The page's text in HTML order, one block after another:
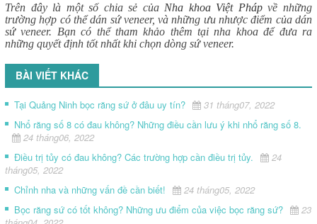
Trên đây là một số chia sẻ của Nha khoa Việt Phápvề những
trường hợp có thể dán sứ veneer, và những ưu nhược điểm của dán
sứ veneer. Bạn có thể tham khảo thêm tại nha khoa để đưa ra
những quyết định tốt nhất khi chọn dòng sứ veneer.
BÀI VIẾT KHÁC
Tại Quảng Ninh bọc răng sứ ở đâu uy tín?
31 tháng07, 2022
Nhổ răng số 8 có đau không? Những điều cần lưu ý khi nhổ răng số 8.
24 tháng06, 2022
Điều trị tủy có đau không? Các trường hợp cần điều trị tủy.
24
tháng05, 2022
Chỉnh nha và những vấn đề cần biết!
24 tháng05, 2022
Bọc răng sứ có tốt không? Những ưu điểm của việc bọc răng sứ?
23